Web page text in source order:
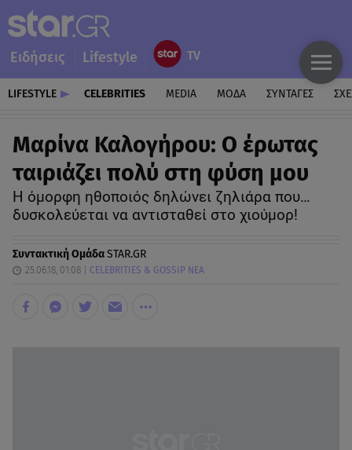
Ειδήσεις Lifestyle
LIFESTYLE CELEBRITIES MEDIA ΜΟΔΑ ΣΥΝΤΑΓΕΣ
Μαρίνα Καλογήρου: Ο έρωτας
ταιριάζει πολύ στη φύση μου
Η όμορφη ηθοποιός δηλώνει ζηλιάρα που…
δυσκολεύεται να αντισταθεί στο χιούμορ!
Συντακτική ΟμάδαSTAR.GR
25.06.18, 01:08 CELEBRITIES & GOSSIP ΝΕΑ